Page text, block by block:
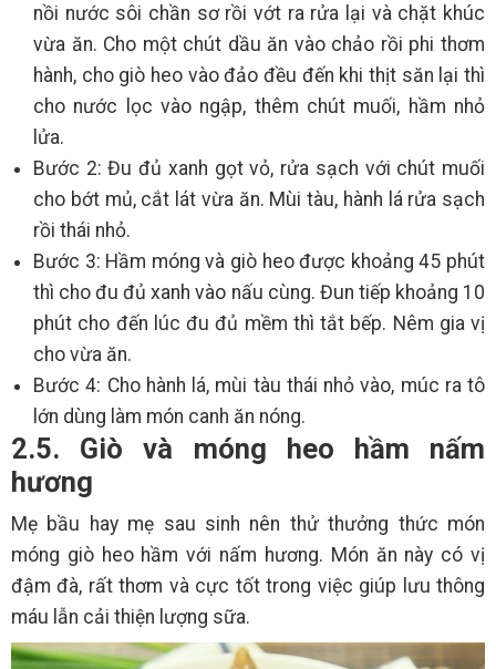
nồi nước sôi chần sơ rồi vớt ra rửa lại và chặt khúc
vừa ăn. Cho một chút dầu ăn vào chảo rồi phi thơm
hành, cho giò heo vào đảo đều đến khi thịt săn lại thì
cho nước lọc vào ngập, thêm chút muối, hầm nhỏ
lửa.
Bước 2: Đu đủ xanh gọt vỏ, rửa sạch với chút muối
cho bớt mủ, cắt lát vừa ăn. Mùi tàu, hành lá rửa sạch
rồi thái nhỏ.
Bước 3: Hầm móng và giò heo được khoảng 45 phút
thì cho đu đủ xanh vào nấu cùng. Đun tiếp khoảng 10
phút cho đến lúc đu đủ mềm thì tắt bếp. Nêm gia vị
cho vừa ăn.
Bước 4: Cho hành lá, mùi tàu thái nhỏ vào, múc ra tô
lớn dùng làm món canh ăn nóng.
2.5. Giò và móng heo hầm nấm
hương
Mẹ bầu hay mẹ sau sinh nên thử thưởng thức món
móng giò heo hầm với nấm hương. Món ăn này có vị
đậm đà, rất thơm và cực tốt trong việc giúp lưu thông
máu lẫn cải thiện lượng sữa.